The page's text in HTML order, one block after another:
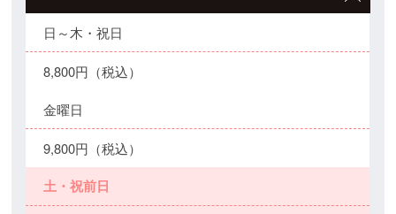
日～木・祝日
8,800円（税込）
金曜日
9,800円（税込）
土・祝前日